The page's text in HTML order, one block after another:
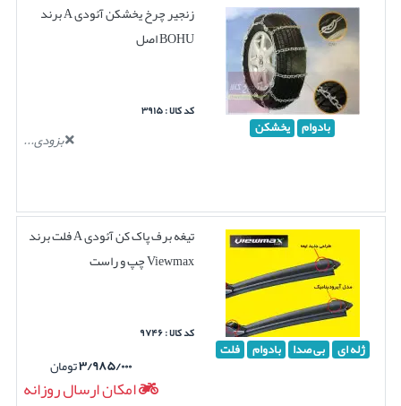
بادوام یخشکن
زنجیر چرخ یخشکن آئودی A برند
BOHU اصل
کد کالا : ۳۹۱۵
بزودی...
ژله ای بی صدا بادوام فلت
تیغه برف پاک کن آئودی A فلت برند
Viewmax چپ و راست
کد کالا : ۹۷۴۶
۳/۹۸۵/۰۰۰تومان
امکان ارسال روزانه